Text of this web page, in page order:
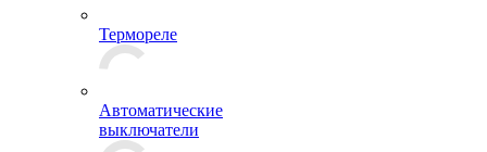
Термореле
Автоматические
выключатели